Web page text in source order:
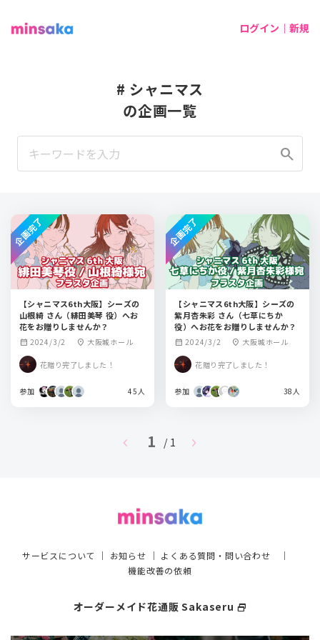
ログイン｜新規
# シャニマス
の企画一覧
search
【シャニマス6th大阪】シーズの
山根綺 さん（緋田美琴 役）へお
花をお贈りしませんか？
calendar_month 2024/3/2 location_on 大阪城ホール
花贈り完了しました！
参加 45人
企画完了
【シャニマス6th大阪】シーズの
紫月杏朱彩 さん（七草にちか
役）へお花をお贈りしませんか？
calendar_month 2024/3/2 location_on 大阪城ホール
花贈り完了しました！
参加 38人
企画完了
chevron_left 1 / 1 chevron_right
サービスについて ｜ お知らせ ｜ よくある質問・問い合わせ ｜
機能改善の依頼
オーダーメイド花通販 Sakaseru select_window